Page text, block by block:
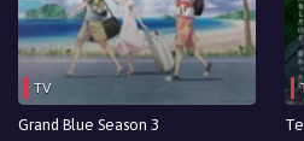
TV
Grand Blue Season 3